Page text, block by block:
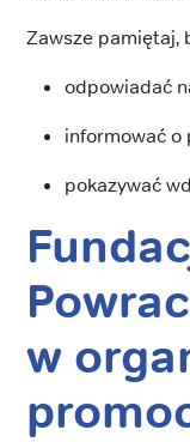
Zawsze pamiętaj,
odpowiadać
informować o
pokazywać
w